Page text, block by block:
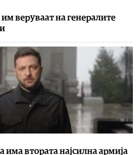
веруваат на генералите
има втората најсилна армија